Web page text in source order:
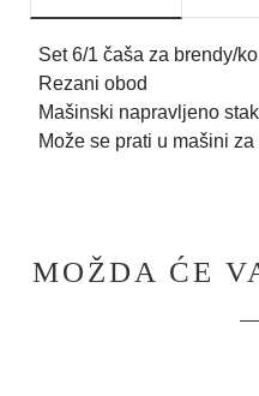
Set 6/1 čaša za brendy/
Rezani obod
Mašinski napravljeno
Može se prati u mašini
MOŽDA ĆE